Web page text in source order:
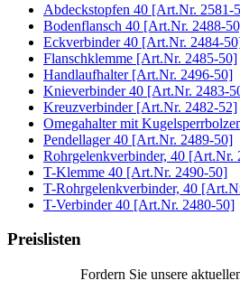
Abdeckstopfen 40 [Art.Nr. 2581-
Bodenflansch 40 [Art.Nr. 2488-
Eckverbinder 40 [Art.Nr. 2484-
Flanschklemme [Art.Nr. 2485-50]
Handlaufhalter [Art.Nr. 2496-50]
Knieverbinder 40 [Art.Nr. 2483-
Kreuzverbinder [Art.Nr. 2482-52]
Omegahalter mit
Pendellager 40 [Art.Nr. 2489-50]
Rohrgelenkverbinder, 40 [Art.Nr.
T-Klemme 40 [Art.Nr. 2490-50]
T-Rohrgelenkverbinder, 40
T-Verbinder 40 [Art.Nr. 2480-50]
Preislisten
Fordern Sie unsere